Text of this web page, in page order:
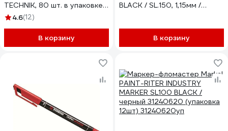
TECHNIK, 80 шт. в упаковке
HT3B774
4.6(12)
В корзину
BLACK / SL.150, 1,15мм /
В корзину